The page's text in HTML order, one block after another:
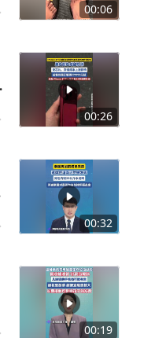
00:06
00:26
00:32
00:19